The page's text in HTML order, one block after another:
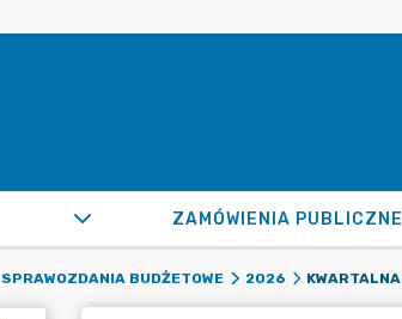
ZAMÓWIENIA PUBLICZNE
SPRAWOZDANIA BUDŻETOWE 2026